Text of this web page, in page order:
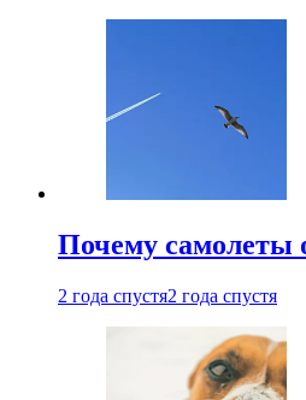
Почему самолеты
2 года спустя2 года спустя